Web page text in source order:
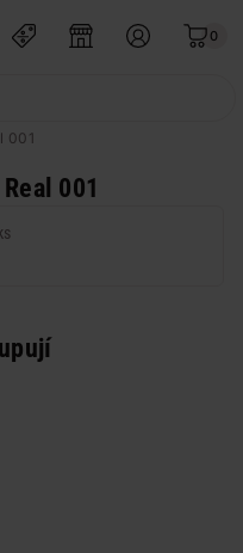
0
001
001
ks